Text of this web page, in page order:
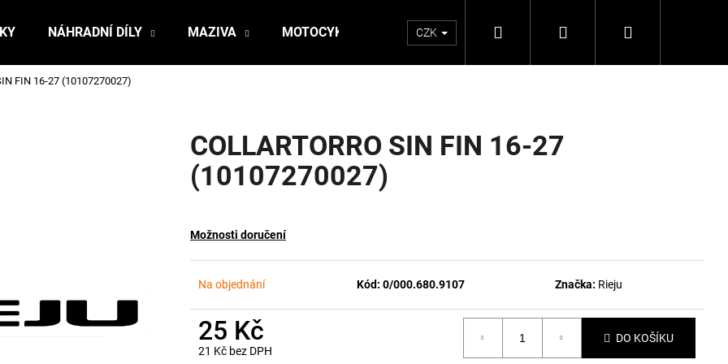
NÁHRADNÍ DÍLY MAZIVA MOTOCYKLY CZK Hledat PřihlášeníNákupní
FIN 16-27 (10107270027)
COLLARTORRO SIN FIN 16-27
(10107270027)
Možnosti doručení
Na objednání Kód: 0/000.680.9107 Značka: Rieju
25 Kč
21 Kč bez DPH
DO KOŠÍKU
Co potřebujete najít?
HLEDAT